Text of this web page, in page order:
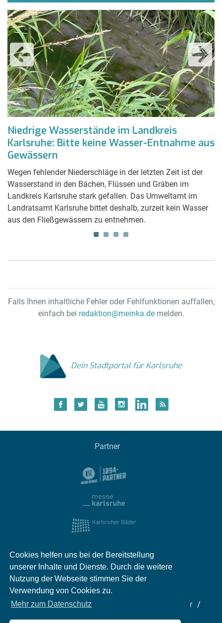
Cookies helfen uns bei der Bereitstellung
unserer Inhalte und Dienste. Durch die weitere
Nutzung der Webseite stimmen Sie der
Verwendung von Cookies zu.
Mehr zum Datenschutz
Niedrige Wasserstände im Landkreis
Karlsruhe: Bitte keine Wasser-Entnahme aus
Gewässern
Wegen fehlender Niederschläge in der letzten Zeit ist der
Wasserstand in den Bächen, Flüssen und Gräben im
Landkreis Karlsruhe stark gefallen. Das Umweltamt im
Landratsamt Karlsruhe bittet deshalb, zurzeit kein Wasser
aus den Fließgewässern zu entnehmen.
Falls Ihnen inhaltliche Fehler oder Fehlfunktionen auffallen,
einfach bei redaktion@meinka.demelden.
Dein Stadtportal für Karlsruhe
Partner
Impressum Kontakt
Partner